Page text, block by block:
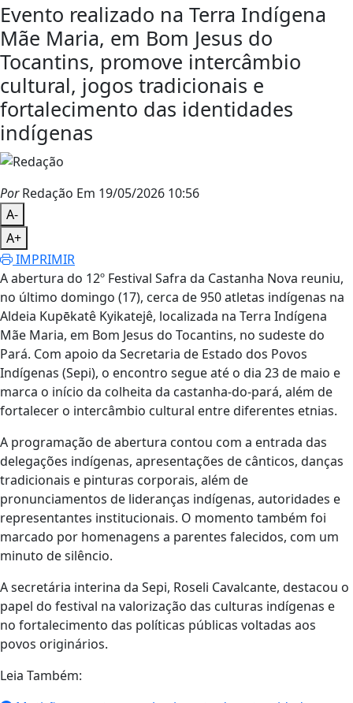
Evento realizado na Terra Indígena
Mãe Maria, em Bom Jesus do
Tocantins, promove intercâmbio
cultural, jogos tradicionais e
fortalecimento das identidades
indígenas
PorRedação Em 19/05/2026 10:56
A-
A+
IMPRIMIR
A abertura do 12º Festival Safra da Castanha Nova reuniu,
no último domingo (17), cerca de 950 atletas indígenas na
Aldeia Kupēkatê Kyikatejê, localizada na Terra Indígena
Mãe Maria, em Bom Jesus do Tocantins, no sudeste do
Pará. Com apoio da Secretaria de Estado dos Povos
Indígenas (Sepi), o encontro segue até o dia 23 de maio e
marca o início da colheita da castanha-do-pará, além de
fortalecer o intercâmbio cultural entre diferentes etnias.
A programação de abertura contou com a entrada das
delegações indígenas, apresentações de cânticos, danças
tradicionais e pinturas corporais, além de
pronunciamentos de lideranças indígenas, autoridades e
representantes institucionais. O momento também foi
marcado por homenagens a parentes falecidos, com um
minuto de silêncio.
A secretária interina da Sepi, Roseli Cavalcante, destacou o
papel do festival na valorização das culturas indígenas e
no fortalecimento das políticas públicas voltadas aos
povos originários.
Leia Também: